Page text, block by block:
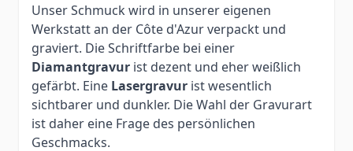
Unser Schmuck wird in unserer eigenen
Werkstatt an der Côte d'Azur verpackt und
graviert. Die Schriftfarbe bei einer
Diamantgravur ist dezent und eher weißlich
gefärbt. Eine Lasergravur ist wesentlich
sichtbarer und dunkler. Die Wahl der Gravurart
ist daher eine Frage des persönlichen
Geschmacks.